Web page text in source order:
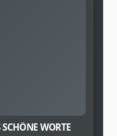
WORTE